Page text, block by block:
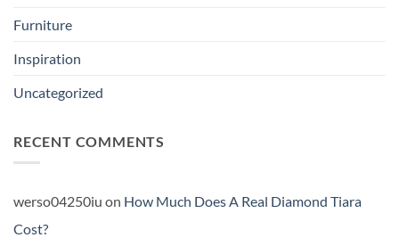
Furniture
Inspiration
Uncategorized
RECENT COMMENTS
werso04250iu on How Much Does A Real Diamond Tiara
Cost?